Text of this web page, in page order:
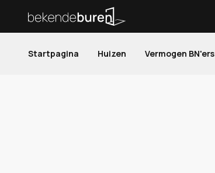
Startpagina Huizen Vermogen BN'ers